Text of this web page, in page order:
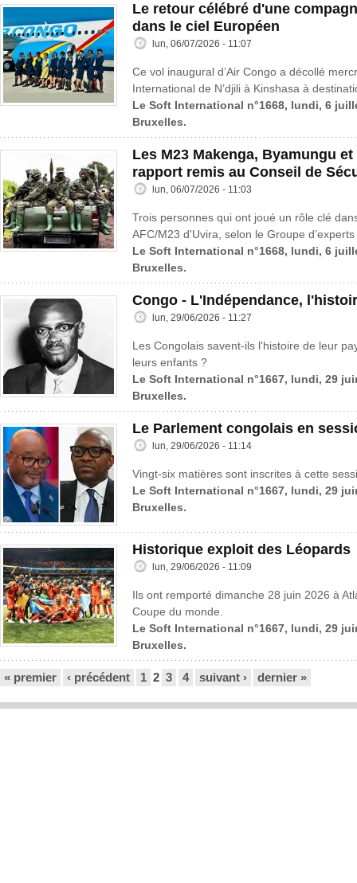
Le retour célébré d'une
dans le ciel Européen
lun, 06/07/2026 - 11:07
Ce vol inaugural d’Air Congo a décollé
International de N’djili à Kinshasa à
Le Soft International n°1668, lundi, 6
Bruxelles.
Les M23 Makenga, Byamungu
rapport remis au Conseil de
lun, 06/07/2026 - 11:03
Trois personnes qui ont joué un rôle clé
AFC/M23 d'Uvira, selon le Groupe
Le Soft International n°1668, lundi, 6
Bruxelles.
Congo - L'Indépendance,
lun, 29/06/2026 - 11:27
Les Congolais savent-ils l'histoire de leur
leurs enfants ?
Le Soft International n°1667, lundi, 29
Bruxelles.
Le Parlement congolais en
lun, 29/06/2026 - 11:14
Vingt-six matières sont inscrites à cette
Le Soft International n°1667, lundi, 29
Bruxelles.
Historique exploit des Léopards
lun, 29/06/2026 - 11:09
Ils ont remporté dimanche 28 juin 2026 à
Coupe du monde.
Le Soft International n°1667, lundi, 29
Bruxelles.
« premier ‹ précédent 1 2 3 4 suivant › dernier »